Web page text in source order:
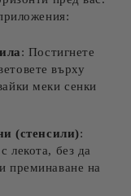
: Постигнете
върху
меки сенки
(стенсили):
лекота, без да
преминаване на